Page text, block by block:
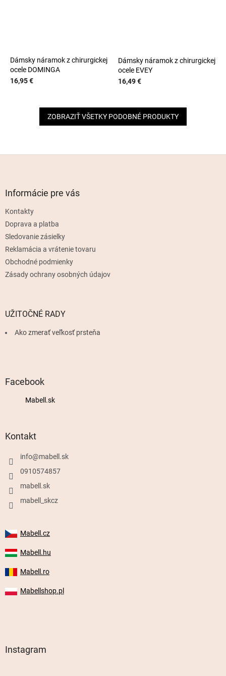
Dámsky náramok z chirurgickej
ocele DOMINGA
16,95 €
Dámsky náramok z chirurgickej
ocele EVEY
16,49 €
ZOBRAZIŤ VŠETKY PODOBNÉ PRODUKTY
Informácie pre vás
Kontakty
Doprava a platba
Sledovanie zásielky
Reklamácia a vrátenie tovaru
Obchodné podmienky
Zásady ochrany osobných údajov
UŽITOČNÉ RADY
Ako zmerať veľkosť prsteňa
Facebook
Mabell.sk
Kontakt
info@mabell.sk
0910574857
mabell.sk
mabell_skcz
Mabell.cz
Mabell.hu
Mabell.ro
Mabellshop.pl
Instagram